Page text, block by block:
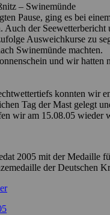
– Swinemünde
Pause, ging es bei
Auch der
Ausweichkurse zu
Swinemünde machten.
und wir
konnten wir
Tag der Mast gelegt
wir am 15.08.05 wieder
2005 mit der Medaille
der Deutschen